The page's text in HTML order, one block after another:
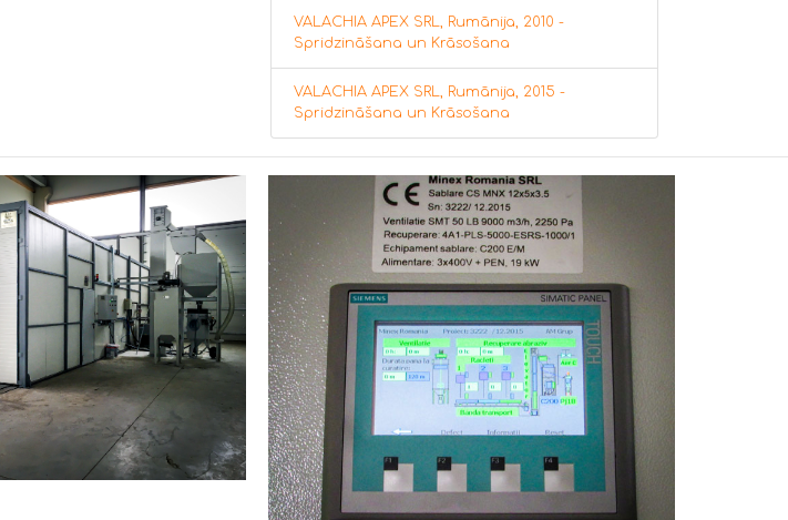
VALACHIA APEX SRL, Rumānija, 2010 -
Spridzināšana un Krāsošana
VALACHIA APEX SRL, Rumānija, 2015 -
Spridzināšana un Krāsošana